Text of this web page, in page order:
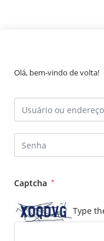
Olá, bem-vindo de volta!
Captcha *
Type